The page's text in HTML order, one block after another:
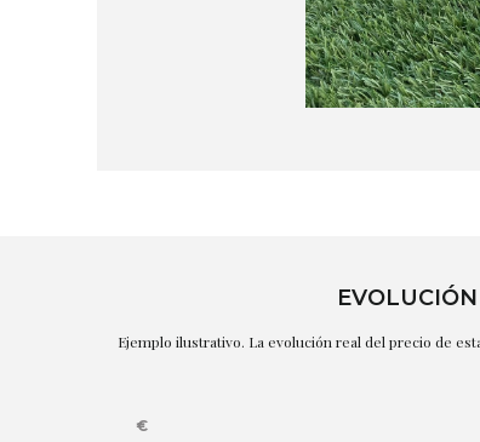
Ejemplo ilustrativo. La evolución real del precio de